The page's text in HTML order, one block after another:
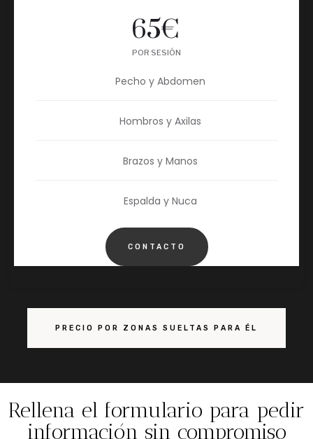
65€
POR SESIÓN
Pecho y Abdomen
Hombros y Axilas
Brazos y Manos
Espalda y Nuca
CONTACTO
PRECIO POR ZONAS SUELTAS PARA ÉL
Rellena el formulario para pedir
información sin compromiso